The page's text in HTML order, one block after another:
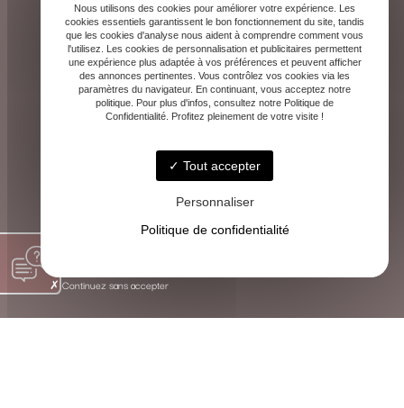
rendez-vous validé. Les instructions de
paiement vous seront communiquées avec
la confirmation.
Cette méthode vous garantit la même qualité
d’écoute et de guidance, où que vous soyez.
Nous utilisons des cookies pour améliorer votre expérience. Les
cookies essentiels garantissent le bon fonctionnement du site, tandis
que les cookies d'analyse nous aident à comprendre comment vous
l'utilisez. Les cookies de personnalisation et publicitaires permettent
une expérience plus adaptée à vos préférences et peuvent afficher
des annonces pertinentes. Vous contrôlez vos cookies via les
paramètres du navigateur. En continuant, vous acceptez notre
politique. Pour plus d'infos, consultez notre Politique de
Confidentialité. Profitez pleinement de votre visite !
Tout accepter
Personnaliser
Politique de confidentialité
Continuez sans accepter